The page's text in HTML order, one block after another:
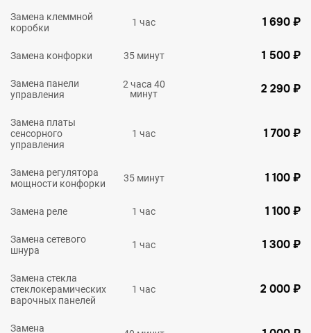
Замена клеммной
коробки
1 час 1 690 ₽
Замена конфорки 35 минут 1 500 ₽
Замена панели
управления
2 часа 40
минут
2 290 ₽
Замена платы
сенсорного
управления
1 час 1 700 ₽
Замена регулятора
мощности конфорки
35 минут 1 100 ₽
Замена реле 1 час 1 100 ₽
Замена сетевого
шнура
1 час 1 300 ₽
Замена стекла
стеклокерамических
варочных панелей
1 час 2 000 ₽
Замена